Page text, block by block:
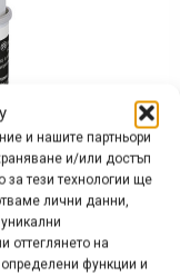
и нашите партньори
и/или достъп
за тези технологии ще
лични данни,
оттеглянето на
функции и